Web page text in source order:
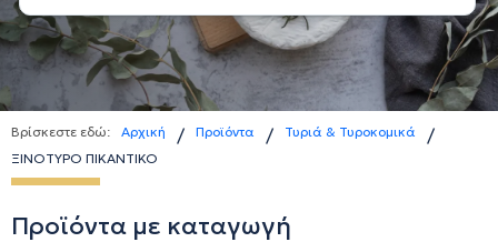
Βρίσκεστε εδώ: Αρχική / Προϊόντα / Τυριά & Τυροκομικά /
ΞΙΝΟΤΥΡΟ ΠΙΚΑΝΤΙΚΟ
Προϊόντα με καταγωγή